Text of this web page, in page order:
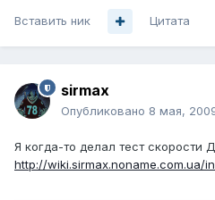
Вставить ник Цитата
sirmax
Опубликовано 8 мая,
Я когда-то делал тест скорости
http://wiki.sirmax.noname.com.ua/